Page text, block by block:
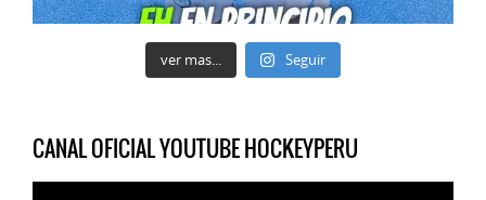
ver mas... Seguir
CANAL OFICIAL YOUTUBE HOCKEYPERU